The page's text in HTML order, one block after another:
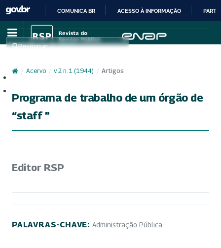
IR
PARA
CONTEÚDO
COMUNICA BR ACESSO À INFORMAÇÃO
Pesquisar
/ Acervo / v. 2 n. 1 (1944) / Artigos
Programa de trabalho de um órgão de
“staff ”
Editor RSP
PALAVRAS-CHAVE: Administração Pública